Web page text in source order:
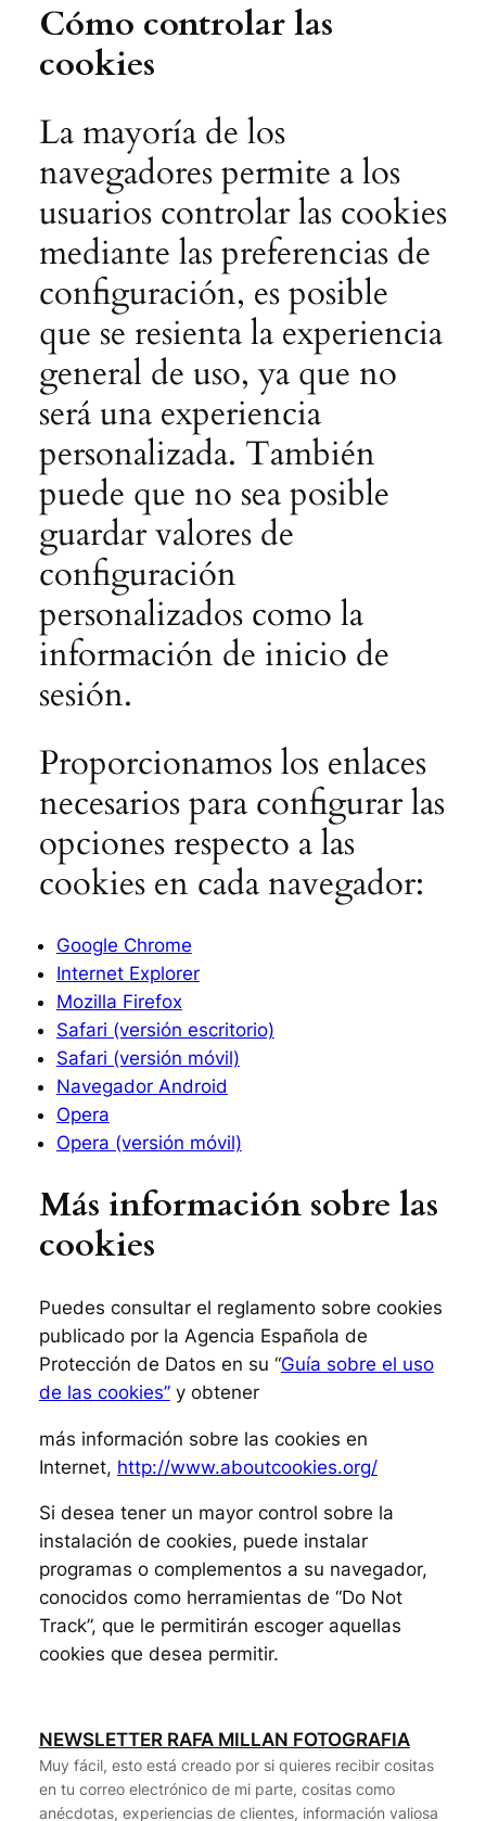
Cómo controlar las
cookies
La mayoría de los
navegadores permite a los
usuarios controlar las cookies
mediante las preferencias de
configuración, es posible
que se resienta la experiencia
general de uso, ya que no
será una experiencia
personalizada. También
puede que no sea posible
guardar valores de
configuración
personalizados como la
información de inicio de
sesión.
Proporcionamos los enlaces
necesarios para configurar las
opciones respecto a las
cookies en cada navegador:
Google Chrome
Internet Explorer
Mozilla Firefox
Safari (versión escritorio)
Safari (versión móvil)
Navegador Android
Opera
Opera (versión móvil)
Más información sobre las
cookies
Puedes consultar el reglamento sobre cookies
publicado por la Agencia Española de
Protección de Datos en su “Guía sobre el uso
de las cookies”y obtener
más información sobre las cookies en
Internet, http://www.aboutcookies.org/
Si desea tener un mayor control sobre la
instalación de cookies, puede instalar
programas o complementos a su navegador,
conocidos como herramientas de “Do Not
Track”, que le permitirán escoger aquellas
cookies que desea permitir.
NEWSLETTER RAFA MILLAN FOTOGRAFIA
Muy fácil, esto está creado por si quieres recibir cositas
en tu correo electrónico de mi parte, cositas como
anécdotas, experiencias de clientes, información valiosa